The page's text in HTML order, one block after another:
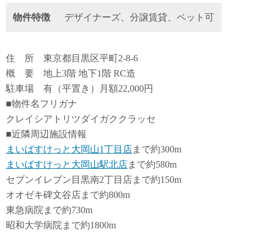
物件特徴 デザイナーズ、分譲賃貸、ペット可
住 所 東京都目黒区平町2-8-6
概 要 地上3階 地下1階 RC造
駐車場 有（平置き）月額22,000円
■物件名フリガナ
クレイシアトリツダイガククラッセ
■近隣周辺施設情報
まいばすけっと大岡山1丁目店まで約300m
まいばすけっと大岡山駅北店まで約580m
セブンイレブン目黒南2丁目店まで約150m
オオゼキ碑文谷店まで約800m
東急病院まで約730m
昭和大学病院まで約1800m